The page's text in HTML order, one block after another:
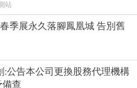
站
季展永久落腳鳳凰城 告別舊
:公告本公司更換股務代理機構
備查